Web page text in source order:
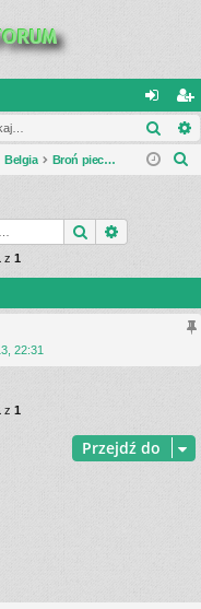
al
og
ar
ej
ę
Belgia Broń piechoty
j
Szukaj
z 1
22:31
z 1
Przejdź do